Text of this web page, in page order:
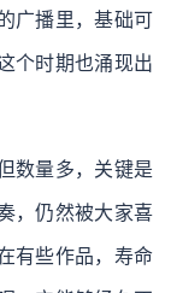
广播里，基础可
个时期也涌现出
数量多，关键是
，仍然被大家喜
有些作品，寿命